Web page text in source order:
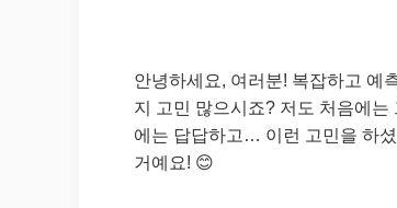
안녕하세요, 여러분! 복잡하고 예
지 고민 많으시죠? 저도 처음에
에는 답답하고… 이런 고민을 하
거예요! 😊